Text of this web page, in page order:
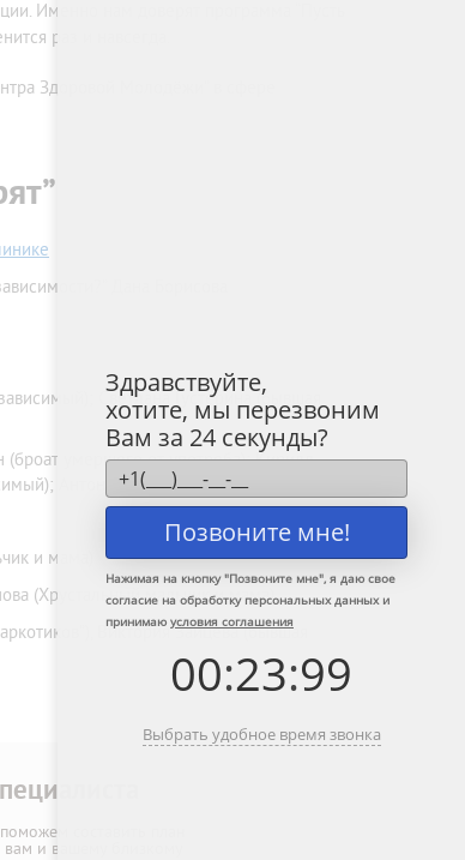
Именно нам доверят программа “Пусть
раз и навсегда.
Здоровой Молодёжи” в сфере
Дана Борисова
Светлана Густерина (бывшая
умершего от употреба); Кирилл
Антон Шакулов (зависимый)
и мама)
(Хрустальный мальчик и мама)
Виктория Зайцева (бывшая
составить план
и вашему близкому
Здравствуйте,
хотите, мы перезвоним
Вам за 24 секунды?
Позвоните мне!
Нажимая на кнопку "Позвоните мне", я даю свое
согласие на обработку персональных данных и
принимаю условия соглашения
00:23:99
Выбрать удобное время звонка